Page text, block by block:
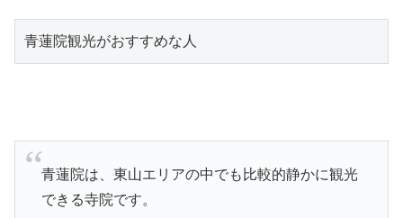
青蓮院観光がおすすめな人
青蓮院は、東山エリアの中でも比較的静かに観光
できる寺院です。